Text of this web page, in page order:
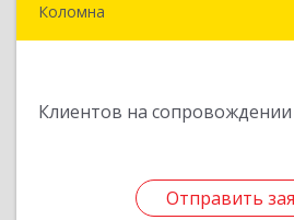
Коломна
Клиентов на сопровождении
Отправить
Отправить